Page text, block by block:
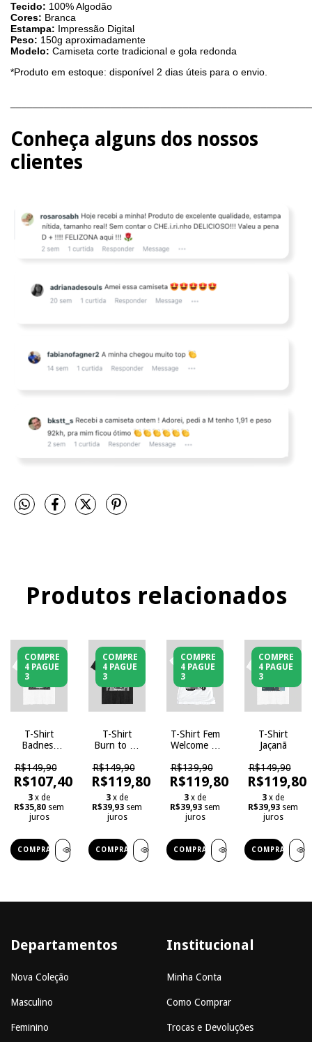
Tecido: 100% Algodão
Cores: Branca
Estampa: Impressão Digital
Peso: 150g aproximadamente
Modelo: Camiseta corte tradicional e gola redonda
*Produto em estoque: disponível 2 dias úteis para o envio.
Conheça alguns dos nossos
clientes
Produtos relacionados
COMPRE
4 PAGUE
3
T-Shirt
Badness
R$149,90
R$107,40
3 x de
R$35,80 sem
juros
COMPRAR
COMPRE
4 PAGUE
3
T-Shirt
Burn to be
R$149,90
R$119,80
3 x de
R$39,93 sem
juros
COMPRAR
COMPRE
4 PAGUE
3
T-Shirt Fem
Welcome to
R$139,90
R$119,80
3 x de
R$39,93 sem
juros
COMPRAR
COMPRE
4 PAGUE
3
T-Shirt
Jaçanã
R$149,90
R$119,80
3 x de
R$39,93 sem
juros
COMPRAR
Departamentos
Nova Coleção
Masculino
Feminino
Institucional
Minha Conta
Como Comprar
Trocas e Devoluções